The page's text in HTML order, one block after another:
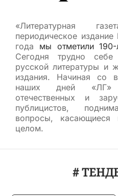
«Литературная
периодическое
года мы отметили 190-
Сегодня трудно себе
русской литературы и
издания. Начиная со
наших дней «ЛГ»
отечественных и
публицистов,
вопросы,
целом.
#